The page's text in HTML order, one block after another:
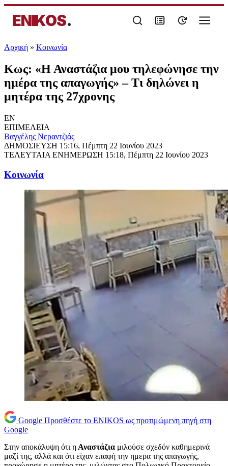
ENIKOS.
Αρχική » Κοινωνία
Κως: «Η Αναστάζια μου τηλεφώνησε την
ημέρα της απαγωγής» – Τι δηλώνει η
μητέρα της 27χρονης
EN
ΕΠΙΜΕΛΕΙΑ
Βαγγέλης Νεραντζιάς
ΔΗΜΟΣΙΕΥΣΗ 15:16, Πέμπτη 22 Ιουνίου 2023
ΤΕΛΕΥΤΑΙΑ ΕΝΗΜΕΡΩΣΗ 15:18, Πέμπτη 22 Ιουνίου 2023
Κοινωνία
Google Προσθέστε το ENIKOS ως προτιμώμενη πηγή στη
Google
Στην αποκάλυψη ότι η Αναστάζια μιλούσε σχεδόν καθημερινά
μαζί της, αλλά και ότι είχαν επαφή την ημερα της απαγωγής,